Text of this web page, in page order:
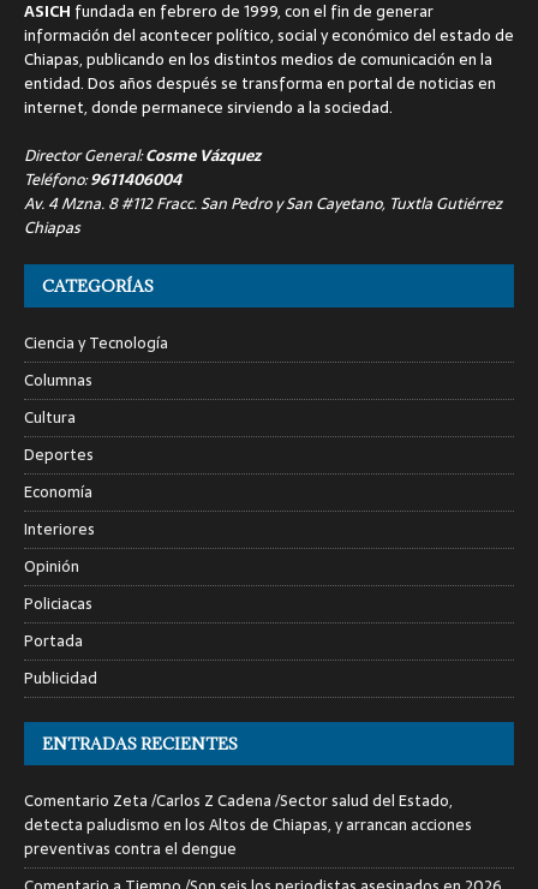
ASICH fundada en febrero de 1999, con el fin de generar
información del acontecer político, social y económico del estado de
Chiapas, publicando en los distintos medios de comunicación en la
entidad. Dos años después se transforma en portal de noticias en
internet, donde permanece sirviendo a la sociedad.
Director General:Cosme Vázquez
Teléfono:9611406004
Av. 4 Mzna. 8 #112 Fracc. San Pedro y San Cayetano, Tuxtla Gutiérrez
Chiapas
CATEGORÍAS
Ciencia y Tecnología
Columnas
Cultura
Deportes
Economía
Interiores
Opinión
Policiacas
Portada
Publicidad
ENTRADAS RECIENTES
Comentario Zeta /Carlos Z Cadena /Sector salud del Estado,
detecta paludismo en los Altos de Chiapas, y arrancan acciones
preventivas contra el dengue